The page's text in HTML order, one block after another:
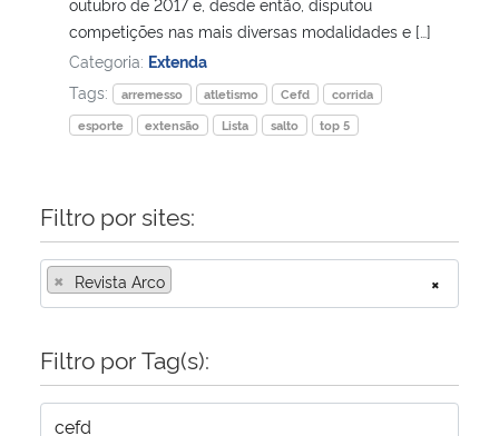
Ministério da Mulher, da Família e dos Direitos Humanos
Secretaria-Geral
Gabinete de Segurança Institucional
Advocacia-Geral da União
Banco Central do Brasil
Planalto
competições nas mais diversas modalidades e […]
Categoria: Extenda
Tags:
arremesso atletismo Cefd
corrida
esporte
extensão Lista salto top 5
Filtro por sites:
×
× Revista Arco
Filtro por Tag(s):